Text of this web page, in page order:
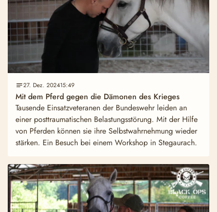
27. Dez. 202415:49
Mit dem Pferd gegen die Dämonen des Krieges
Tausende Einsatzveteranen der Bundeswehr leiden an
einer posttraumatischen Belastungsstörung. Mit der Hilfe
von Pferden können sie ihre Selbstwahrnehmung wieder
stärken. Ein Besuch bei einem Workshop in Stegaurach.